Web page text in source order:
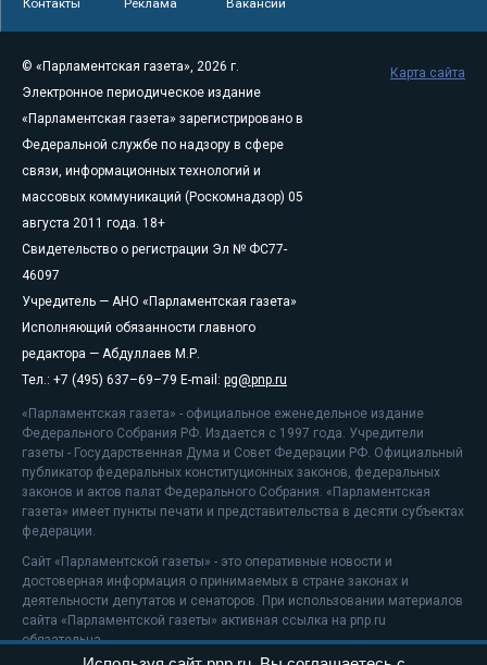
© «Парламентская газета», 2026 г.
Электронное периодическое издание
«Парламентская газета» зарегистрировано в
Федеральной службе по надзору в сфере
связи, информационных технологий и
массовых коммуникаций (Роскомнадзор) 05
августа 2011 года. 18+
Свидетельство о регистрации Эл № ФС77-
46097
Учредитель — АНО «Парламентская газета»
Исполняющий обязанности главного
редактора — Абдуллаев М.Р.
Тел.: +7 (495) 637–69–79 E-mail: pg@pnp.ru
«Парламентская газета» - официальное еженедельное издание
Федерального Собрания РФ. Издается с 1997 года. Учредители
газеты - Государственная Дума и Совет Федерации РФ. Официальный
публикатор федеральных конституционных законов, федеральных
законов и актов палат Федерального Собрания. «Парламентская
газета» имеет пункты печати и представительства в десяти субъектах
федерации.
Сайт «Парламентской газеты» - это оперативные новости и
достоверная информация о принимаемых в стране законах и
деятельности депутатов и сенаторов. При использовании материалов
сайта «Парламентской газеты» активная ссылка на pnp.ru
обязательна.
Карта сайта